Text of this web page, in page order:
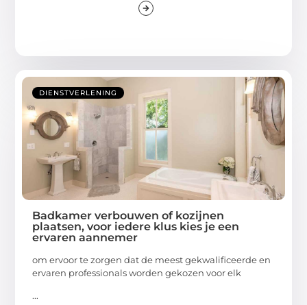
DIENSTVERLENING
Badkamer verbouwen of kozijnen
plaatsen, voor iedere klus kies je een
ervaren aannemer
om ervoor te zorgen dat de meest gekwalificeerde en
ervaren professionals worden gekozen voor elk
...